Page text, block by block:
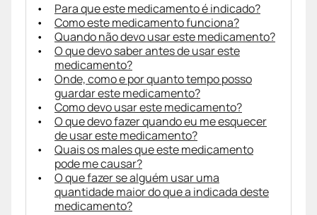
Para que este medicamento é indicado?
Como este medicamento funciona?
Quando não devo usar este medicamento?
O que devo saber antes de usar este
medicamento?
Onde, como e por quanto tempo posso
guardar este medicamento?
Como devo usar este medicamento?
O que devo fazer quando eu me esquecer
de usar este medicamento?
Quais os males que este medicamento
pode me causar?
O que fazer se alguém usar uma
quantidade maior do que a indicada deste
medicamento?